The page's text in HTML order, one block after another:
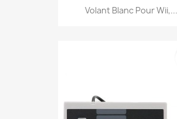
Volant Blanc Pour Wii,...